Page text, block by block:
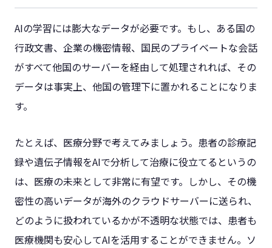
AIの学習には膨大なデータが必要です。もし、ある国の
行政文書、企業の機密情報、国民のプライベートな会話
がすべて他国のサーバーを経由して処理されれば、その
データは事実上、他国の管理下に置かれることになりま
す。
たとえば、医療分野で考えてみましょう。患者の診療記
録や遺伝子情報をAIで分析して治療に役立てるというの
は、医療の未来として非常に有望です。しかし、その機
密性の高いデータが海外のクラウドサーバーに送られ、
どのように扱われているかが不透明な状態では、患者も
医療機関も安心してAIを活用することができません。ソ